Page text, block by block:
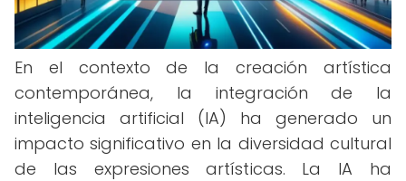
En el contexto de la creación artística
contemporánea, la integración de la
inteligencia artificial (IA) ha generado un
impacto significativo en la diversidad cultural
de las expresiones artísticas. La IA ha